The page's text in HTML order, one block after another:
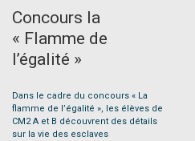
Concours la
« Flamme de
l’égalité »
Dans le cadre du concours « La
flamme de l’égalité », les élèves de
CM2 A et B découvrent des détails
sur la vie des esclaves